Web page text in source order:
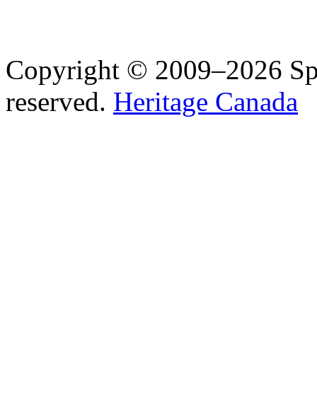
Copyright © 2009–2026
reserved. Heritage Canada